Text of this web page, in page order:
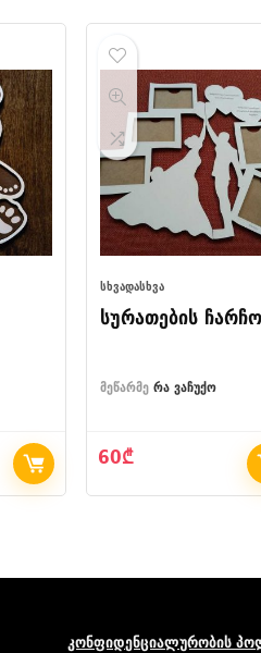
ᲡᲮᲕᲐᲓᲐᲡᲮᲕᲐ
სურათების ჩარჩო
მეწარმე რა ვაჩუქო
60₾
კონფიდენციალურობის